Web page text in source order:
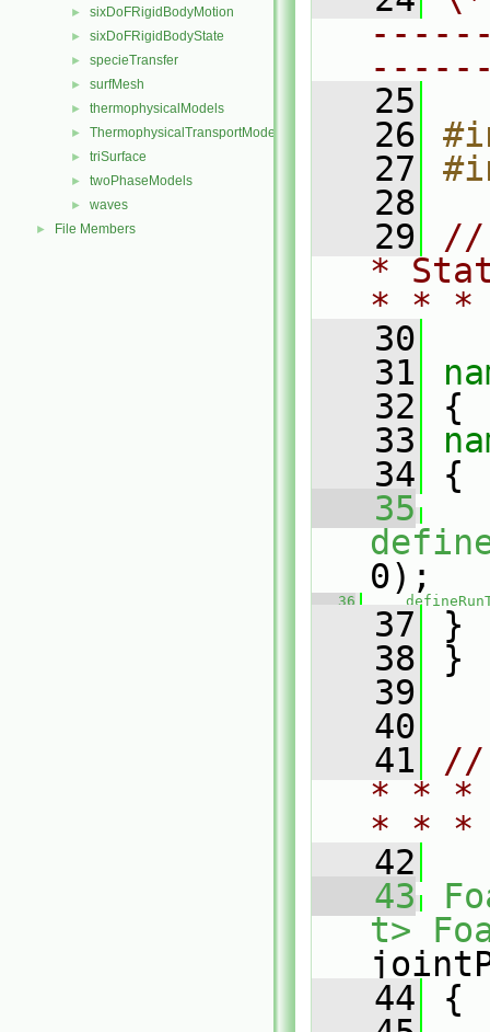
► sixDoFRigidBodyMotion
► sixDoFRigidBodyState
► specieTransfer
► surfMesh
► thermophysicalModels
► ThermophysicalTransportModels
► triSurface
► twoPhaseModels
► waves
► File Members
   25
   26
   27
   28
   29
//
*
* *
   30
   31
   32
{
   33
   34
{
   35
0);
   36
   37
}
   38
}
   39
   40
   41
//
* * *
* *
   42
   43
t>
   44
{